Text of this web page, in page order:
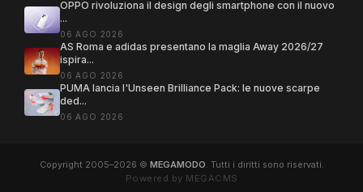
OPPO rivoluziona il design degli smartphone con il nuovo
...
06 AGO 2026
AS Roma e adidas presentano la maglia Away 2026/27
ispira...
06 AGO 2026
PUMA lancia l'Unseen Brilliance Pack: le nuove scarpe
ded...
06 AGO 2026
Copyright 2005–2026 © MEGAMODO. Tutti i diritti sono riservati.
Powered by MEGACMS